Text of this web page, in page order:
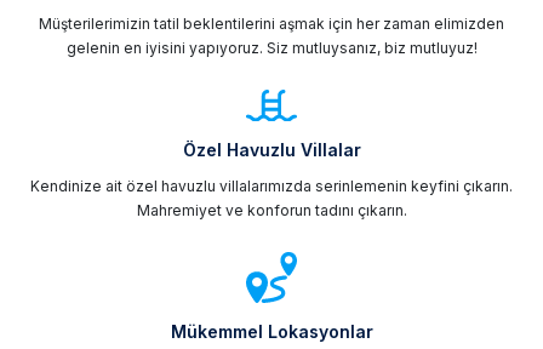
Müşterilerimizin tatil beklentilerini aşmak için her zaman elimizden
gelenin en iyisini yapıyoruz. Siz mutluysanız, biz mutluyuz!
Özel Havuzlu Villalar
Kendinize ait özel havuzlu villalarımızda serinlemenin keyfini çıkarın.
Mahremiyet ve konforun tadını çıkarın.
Mükemmel Lokasyonlar